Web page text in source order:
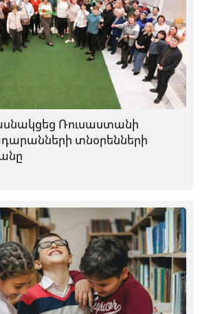
Ռուսաստանի
տնօրենների